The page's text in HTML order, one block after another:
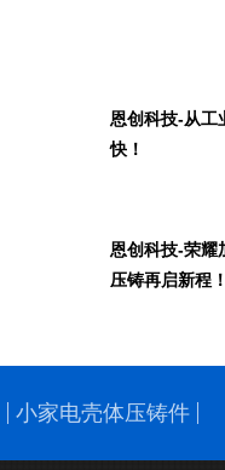
恩创科技-从工
快！
恩创科技-荣耀
压铸再启新程！
小家电壳体压铸件